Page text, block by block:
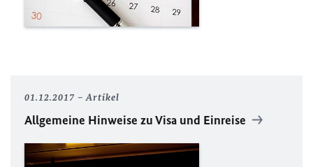
01.12.2017 Artikel
Allgemeine Hinweise zu Visa und Einreise